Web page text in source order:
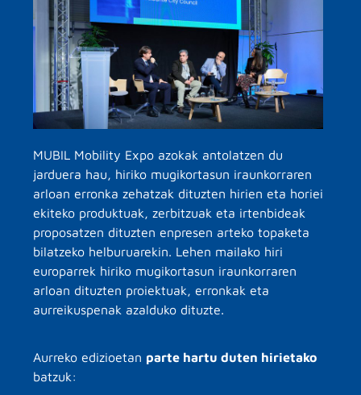
MUBIL Mobility Expo azokak antolatzen du
jarduera hau, hiriko mugikortasun iraunkorraren
arloan erronka zehatzak dituzten hirien eta horiei
ekiteko produktuak, zerbitzuak eta irtenbideak
proposatzen dituzten enpresen arteko topaketa
bilatzeko helburuarekin. Lehen mailako hiri
europarrek hiriko mugikortasun iraunkorraren
arloan dituzten proiektuak, erronkak eta
aurreikuspenak azalduko dituzte.
Aurreko edizioetan parte hartu duten hirietako
batzuk: